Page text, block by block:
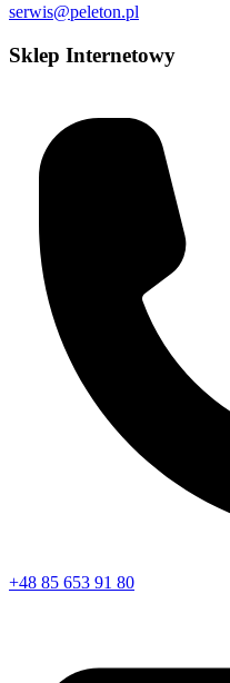
serwis@peleton.pl
Sklep Internetowy
+48 85 653 91 80